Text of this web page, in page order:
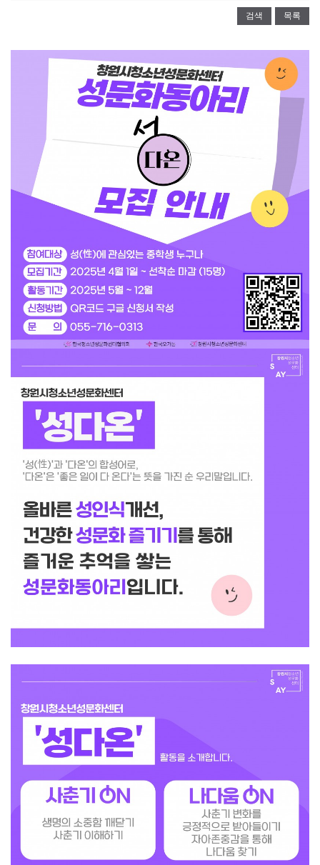
검색 목록